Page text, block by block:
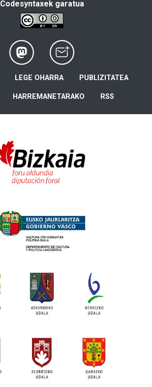
Codesyntaxek garatua
LEGE OHARRA PUBLIZITATEA
HARREMANETARAKO RSS